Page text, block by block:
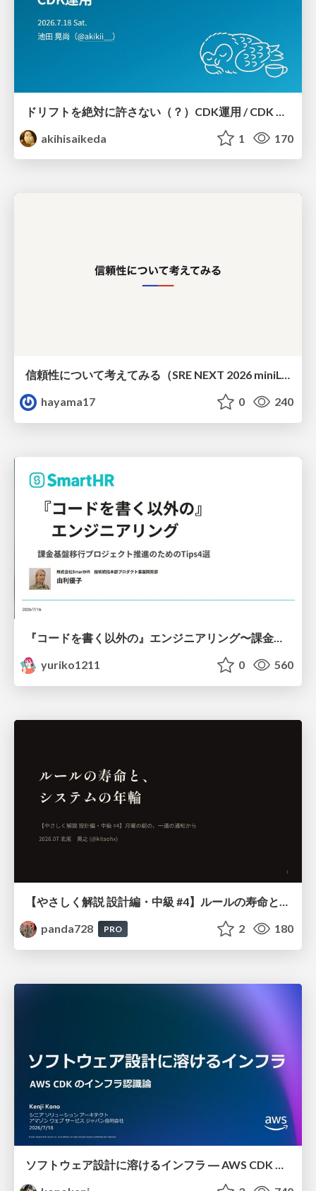
akihisaikeda
1 170
信頼性について考えてみる（SRE NEXT 2026 miniLT）
hayama17
0 240
『コードを書く以外の』エンジニアリング〜課金基盤移行プロジェクト推進のためのTips4選
yuriko1211
0 560
panda728
PRO 2 180
ソフトウェア設計に溶けるインフラ ― AWS CDK のインフラ認識論